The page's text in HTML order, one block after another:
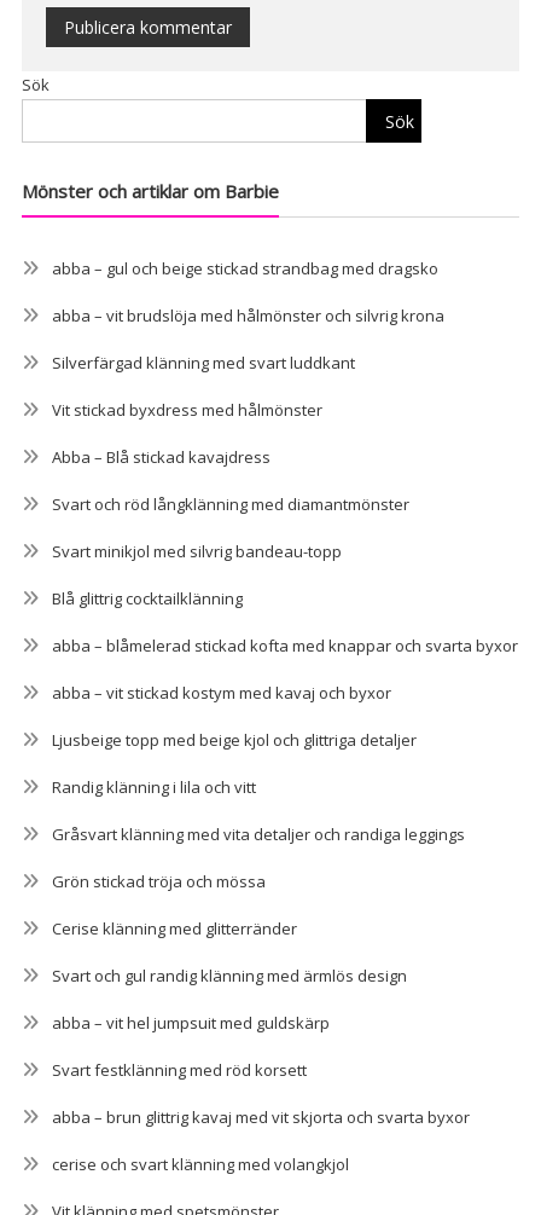
Sök
Sök
Mönster och artiklar om Barbie
abba – gul och beige stickad strandbag med dragsko
abba – vit brudslöja med hålmönster och silvrig krona
Silverfärgad klänning med svart luddkant
Vit stickad byxdress med hålmönster
Abba – Blå stickad kavajdress
Svart och röd långklänning med diamantmönster
Svart minikjol med silvrig bandeau-topp
Blå glittrig cocktailklänning
abba – blåmelerad stickad kofta med knappar och svarta byxor
abba – vit stickad kostym med kavaj och byxor
Ljusbeige topp med beige kjol och glittriga detaljer
Randig klänning i lila och vitt
Gråsvart klänning med vita detaljer och randiga leggings
Grön stickad tröja och mössa
Cerise klänning med glitterränder
Svart och gul randig klänning med ärmlös design
abba – vit hel jumpsuit med guldskärp
Svart festklänning med röd korsett
abba – brun glittrig kavaj med vit skjorta och svarta byxor
cerise och svart klänning med volangkjol